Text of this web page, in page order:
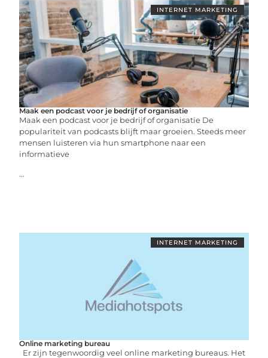
INTERNET MARKETING
Maak een podcast voor je bedrijf of organisatie
Maak een podcast voor je bedrijf of organisatie De
populariteit van podcasts blijft maar groeien. Steeds meer
mensen luisteren via hun smartphone naar een
informatieve
...
INTERNET MARKETING
Online marketing bureau
Er zijn tegenwoordig veel online marketing bureaus. Het